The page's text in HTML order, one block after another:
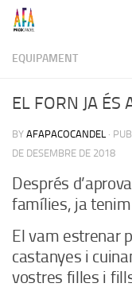
Skip to content
EQUIPAMENT
EL FORN JA ÉS
BY AFAPACOCANDEL ·
DE DESEMBRE DE 2018
Després
famílies, ja
El vam estrenar
castanyes i
vostres filles i